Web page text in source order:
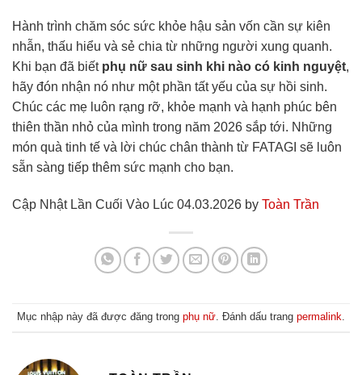
Hành trình chăm sóc sức khỏe hậu sản vốn cần sự kiên
nhẫn, thấu hiểu và sẻ chia từ những người xung quanh.
Khi bạn đã biết phụ nữ sau sinh khi nào có kinh nguyệt,
hãy đón nhận nó như một phần tất yếu của sự hồi sinh.
Chúc các mẹ luôn rạng rỡ, khỏe mạnh và hạnh phúc bên
thiên thần nhỏ của mình trong năm 2026 sắp tới. Những
món quà tinh tế và lời chúc chân thành từ FATAGI sẽ luôn
sẵn sàng tiếp thêm sức mạnh cho bạn.
Cập Nhật Lần Cuối Vào Lúc 04.03.2026 by Toàn Trần
Mục nhập này đã được đăng trong phụ nữ. Đánh dấu trang permalink.